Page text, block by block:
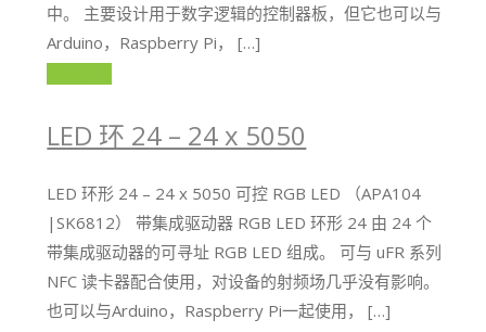
中。 主要设计用于数字逻辑的控制器板，但它也可以与
Arduino，Raspberry Pi， […]
LED 环 24 – 24 x 5050
LED 环形 24 – 24 x 5050 可控 RGB LED （APA104
|SK6812） 带集成驱动器 RGB LED 环形 24 由 24 个
带集成驱动器的可寻址 RGB LED 组成。 可与 uFR 系列
NFC 读卡器配合使用，对设备的射频场几乎没有影响。
也可以与Arduino，Raspberry Pi一起使用， […]